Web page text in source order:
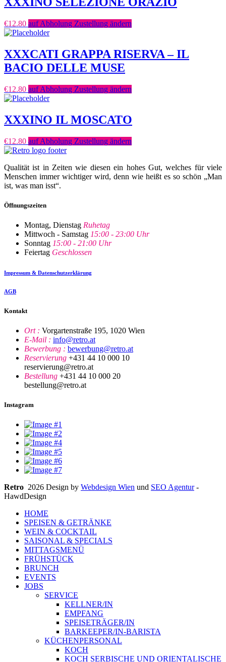
€12.80 auf Abholung Zustellung ändern
XXXCATI GRAPPA RISERVA – IL
BACIO DELLE MUSE
€12.80 auf Abholung Zustellung ändern
XXXINO IL MOSCATO
€12.80 auf Abholung Zustellung ändern
Qualität ist in Zeiten wie diesen ein hohes Gut, welches für viele
Menschen immer wichtiger wird, denn wie heißt es so schön „Man
ist, was man isst“.
Öffnungszeiten
Montag, Dienstag Ruhetag
Mittwoch - Samstag 15:00 - 23:00 Uhr
Sonntag 15:00 - 21:00 Uhr
Feiertag Geschlossen
Impressum & Datenschutzerklärung
AGB
Kontakt
Ort : Vorgartenstraße 195, 1020 Wien
E-Mail : info@retro.at
Bewerbung : bewerbung@retro.at
Reservierung +431 44 10 000 10
reservierung@retro.at
Bestellung +431 44 10 000 20
bestellung@retro.at
Instagram
Retro 2026 Design by Webdesign Wien und SEO Agentur-
HawdDesign
HOME
SPEISEN & GETRÄNKE
WEIN & COCKTAIL
SAISONAL & SPECIALS
MITTAGSMENÜ
FRÜHSTÜCK
BRUNCH
EVENTS
JOBS
SERVICE
KELLNER/IN
EMPFANG
SPEISETRÄGER/IN
BARKEEPER/IN-BARISTA
KÜCHENPERSONAL
KOCH
KOCH SERBISCHE UND ORIENTALISCHE